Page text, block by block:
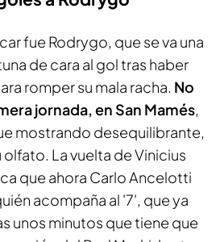
fue Rodrygo, que se va una
de cara al gol tras haber
romper su mala racha. No
jornada, en San Mamés,
mostrando desequilibrante,
La vuelta de Vinicius
que ahora Carlo Ancelotti
acompaña al '7', que ya
unos minutos que tiene que